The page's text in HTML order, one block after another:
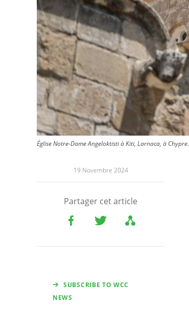
Église Notre-Dame Angeloktisti à Kiti, Larnaca, à Chypre.
19 Novembre 2024
Partager cet article
SUBSCRIBE TO WCC
NEWS